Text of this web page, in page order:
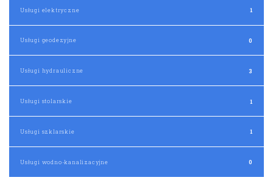
Usługi elektryczne 1
Usługi geodezyjne 0
Usługi hydrauliczne 3
Usługi stolarskie 1
Usługi szklarskie 1
Usługi wodno-kanalizacyjne 0